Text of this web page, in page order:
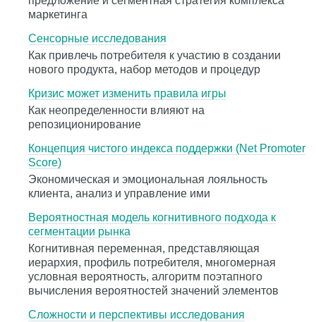
маркетинга
Сенсорные исследования
Как привлечь потребителя к участию в создании
нового продукта, набор методов и процедур
Кризис может изменить правила игры
Как неопределенности влияют на
репозиционирование
Концепция чистого индекса поддержки (Net Promoter
Score)
Экономическая и эмоциональная лояльность
клиента, анализ и управление ими
Вероятностная модель когнитивного подхода к
сегментации рынка
Когнитивная переменная, представляющая
иерархия, профиль потребителя, многомерная
условная вероятность, алгоритм поэтапного
вычисления вероятностей значений элементов
Сложности и перспективы исследования